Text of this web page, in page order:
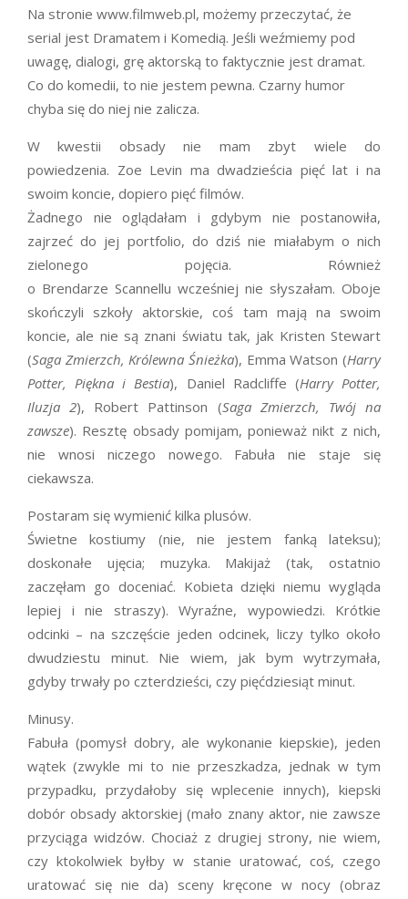
Na stronie www.filmweb.pl, możemy przeczytać, że
serial jest Dramatem i Komedią. Jeśli weźmiemy pod
uwagę, dialogi, grę aktorską to faktycznie jest dramat.
Co do komedii, to nie jestem pewna. Czarny humor
chyba się do niej nie zalicza.
W kwestii obsady nie mam zbyt wiele do
powiedzenia. Zoe Levin ma dwadzieścia pięć lat i na
swoim koncie, dopiero pięć filmów.
Żadnego nie oglądałam i gdybym nie postanowiła,
zajrzeć do jej portfolio, do dziś nie miałabym o nich
zielonego pojęcia. Również
o Brendarze Scannellu wcześniej nie słyszałam. Oboje
skończyli szkoły aktorskie, coś tam mają na swoim
koncie, ale nie są znani światu tak, jak Kristen Stewart
(Saga Zmierzch, Królewna Śnieżka), Emma Watson (Harry
Potter, Piękna i Bestia), Daniel Radcliffe (Harry Potter,
Iluzja 2), Robert Pattinson (Saga Zmierzch, Twój na
zawsze). Resztę obsady pomijam, ponieważ nikt z nich,
nie wnosi niczego nowego. Fabuła nie staje się
ciekawsza.
Postaram się wymienić kilka plusów.
Świetne kostiumy (nie, nie jestem fanką lateksu);
doskonałe ujęcia; muzyka. Makijaż (tak, ostatnio
zaczęłam go doceniać. Kobieta dzięki niemu wygląda
lepiej i nie straszy). Wyraźne, wypowiedzi. Krótkie
odcinki – na szczęście jeden odcinek, liczy tylko około
dwudziestu minut. Nie wiem, jak bym wytrzymała,
gdyby trwały po czterdzieści, czy pięćdziesiąt minut.
Minusy.
Fabuła (pomysł dobry, ale wykonanie kiepskie), jeden
wątek (zwykle mi to nie przeszkadza, jednak w tym
przypadku, przydałoby się wplecenie innych), kiepski
dobór obsady aktorskiej (mało znany aktor, nie zawsze
przyciąga widzów. Chociaż z drugiej strony, nie wiem,
czy ktokolwiek byłby w stanie uratować, coś, czego
uratować się nie da) sceny kręcone w nocy (obraz